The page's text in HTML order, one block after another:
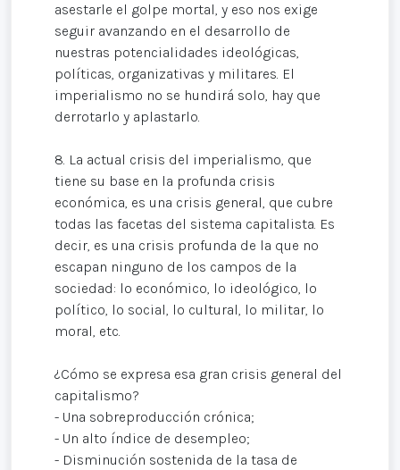
asestarle el golpe mortal, y eso nos exige
seguir avanzando en el desarrollo de
nuestras potencialidades ideológicas,
políticas, organizativas y militares. El
imperialismo no se hundirá solo, hay que
derrotarlo y aplastarlo.
8. La actual crisis del imperialismo, que
tiene su base en la profunda crisis
económica, es una crisis general, que cubre
todas las facetas del sistema capitalista. Es
decir, es una crisis profunda de la que no
escapan ninguno de los campos de la
sociedad: lo económico, lo ideológico, lo
político, lo social, lo cultural, lo militar, lo
moral, etc.
¿Cómo se expresa esa gran crisis general del
capitalismo?
- Una sobreproducción crónica;
- Un alto índice de desempleo;
- Disminución sostenida de la tasa de